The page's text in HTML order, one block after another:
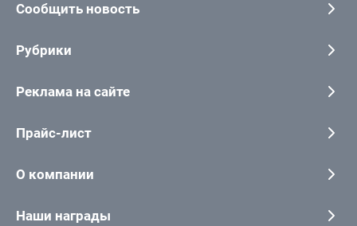
Сообщить новость
Рубрики
Реклама на сайте
Прайс-лист
О компании
Наши награды